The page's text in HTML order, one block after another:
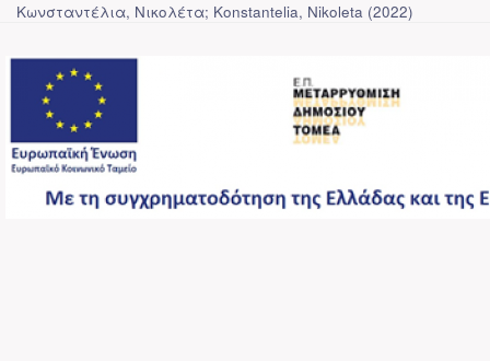
Κωνσταντέλια, Νικολέτα; Konstantelia, Nikoleta (2022)